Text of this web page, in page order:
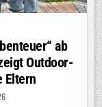
ab
Outdoor-
Eltern